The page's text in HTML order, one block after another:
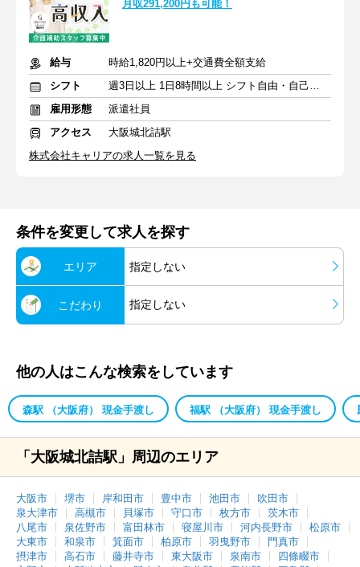
月収291,200円も可能！
給与
時給1,820円以上+交通費全額支給
シフト
週3日以上 1日8時間以上 シフト自由・自己申告
雇用形態
派遣社員
アクセス
大阪城北詰駅
株式会社キャリアの求人一覧を見る
条件を変更して求人を探す
エリア 指定しない
こだわり 指定しない
他の人はこんな検索をしています
森駅 （大阪府） 現金手渡し 福駅 （大阪府） 現金手渡し
「大阪城北詰駅」周辺のエリア
大阪市 堺市 岸和田市 豊中市 池田市
吹田市
泉大津市
高槻市 貝塚市 守口市 枚方市
茨木市
八尾市
泉佐野市 富田林市 寝屋川市 河内長野市
松原市
大東市
和泉市 箕面市 柏原市 羽曳野市
門真市
摂津市
高石市 藤井寺市 東大阪市 泉南市
四條畷市